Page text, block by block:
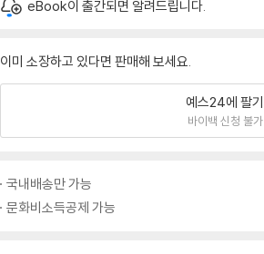
eBook이 출간되면 알려드립니다.
이미 소장하고 있다면 판매해 보세요.
예스24에 팔기
바이백 신청 불가
국내배송만 가능
문화비소득공제 가능